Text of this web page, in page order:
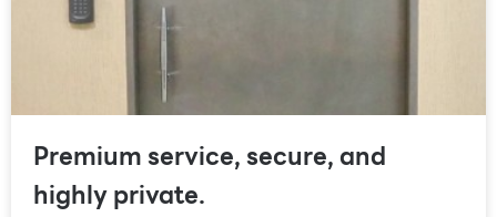
Premium service, secure, and
highly private.